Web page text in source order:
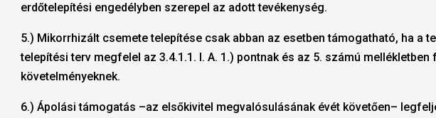
erdőtelepítési engedélyben szerepel az adott tevékenység.
5.) Mikorrhizált csemete telepítése csak abban az esetben támogatható, ha a
telepítési terv megfelel az 3.4.1.1. I. A. 1.) pontnak és az 5. számú
követelményeknek.
6.) Ápolási támogatás –az elsőkivitel megvalósulásának évét követően–